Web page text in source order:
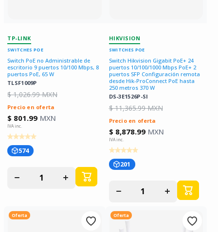
TP-LINK
SWITCHES POE
TLSF1009P
Switch PoE no Administrable de
escritorio 9 puertos 10/100 Mbps, 8
puertos PoE, 65 W
$ 1,026.99 MXN
Precio en oferta
$ 801.99 MXN
574
cantidad
Aumentar
cantidad
para
HIKVISION
SWITCHES POE
DS-3E1526P-SI
Switch Hikvision Gigabit PoE+ 24
puertos 10/100/1000 Mbps PoE+ 2
puertos SFP Configuración remota
desde Hik-ProConnect PoE hasta
250 metros 370 W
$ 11,365.99 MXN
Precio en oferta
$ 8,878.99 MXN
201
cantidad
Aumentar
cantidad
para
Oferta Oferta